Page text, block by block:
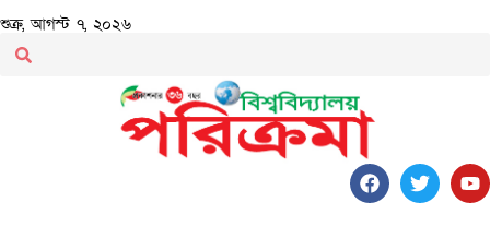
শুক্র, আগস্ট ৭, ২০২৬